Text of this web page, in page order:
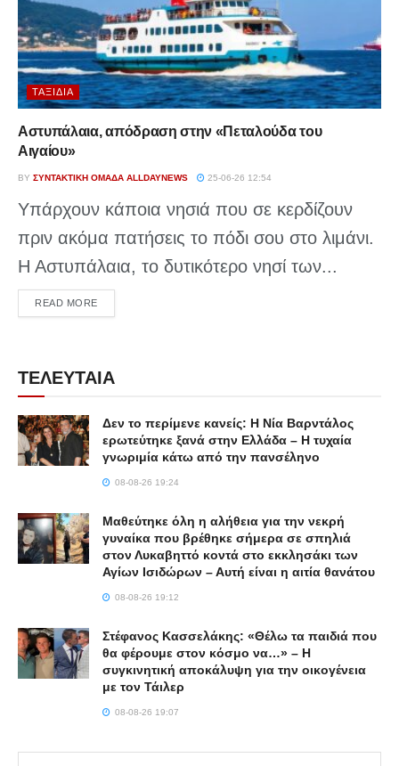
ΤΑΞΊΔΙΑ
Αστυπάλαια, απόδραση στην «Πεταλούδα του
Αιγαίου»
BY ΣΥΝΤΑΚΤΙΚΉ ΟΜΆΔΑ ALLDAYNEWS 25-06-26 12:54
Υπάρχουν κάποια νησιά που σε κερδίζουν
πριν ακόμα πατήσεις το πόδι σου στο λιμάνι.
Η Αστυπάλαια, το δυτικότερο νησί των...
READ MOREDETAILS
ΤΕΛΕΥΤΑΙΑ
Δεν το περίμενε κανείς: Η Νία Βαρντάλος
ερωτεύτηκε ξανά στην Ελλάδα – Η τυχαία
γνωριμία κάτω από την πανσέληνο
08-08-26 19:24
Μαθεύτηκε όλη η αλήθεια για την νεκρή
γυναίκα που βρέθηκε σήμερα σε σπηλιά
στον Λυκαβηττό κοντά στο εκκλησάκι των
Αγίων Ισιδώρων – Αυτή είναι η αιτία θανάτου
08-08-26 19:12
Στέφανος Κασσελάκης: «Θέλω τα παιδιά που
θα φέρουμε στον κόσμο να…» – Η
συγκινητική αποκάλυψη για την οικογένεια
με τον Τάιλερ
08-08-26 19:07